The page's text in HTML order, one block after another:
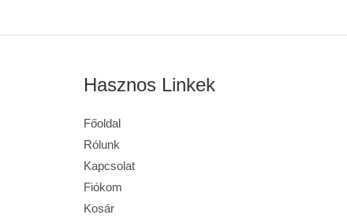
Hasznos Linkek
Főoldal
Rólunk
Kapcsolat
Fiókom
Kosár